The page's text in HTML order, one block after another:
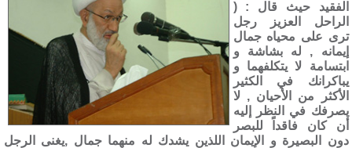
الفقيد حيث قال : (
الراحل العزيز رجل
ترى على محياه جمال
إيمانه , له بشاشة و
ابتسامة لا يتكلفهما و
يباكرانك في الكثير
الأكثر من الأحيان , لا
يصرفك في النظر إليه
أن كان فاقداً للبصر
دون البصيرة و الإيمان اللذين يشدك له منهما جمال ,يغنى الرجل